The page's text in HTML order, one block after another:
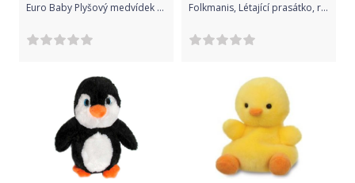
Euro Baby Plyšový medvídek 60 cm - béžový Folkmanis, Létající prasátko, růžové